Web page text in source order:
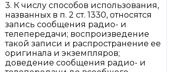
3. К числу способов использования,
названных в п. 2 ст. 1330, относятся
запись сообщения радио- и
телепередачи; воспроизведение
такой записи и распространение ее
оригинала и экземпляров;
доведение сообщения радио- и